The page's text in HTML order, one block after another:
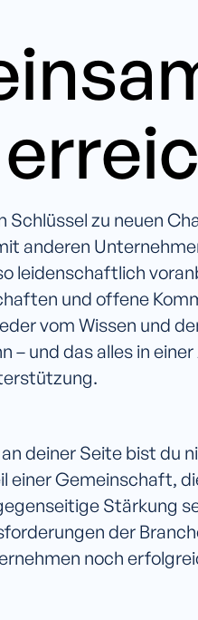
Schlüssel zu neuen
anderen
leidenschaftlich
und offene
vom Wissen und
– und das alles in
an deiner Seite bist du
einer Gemeinschaft,
Stärkung
der
noch